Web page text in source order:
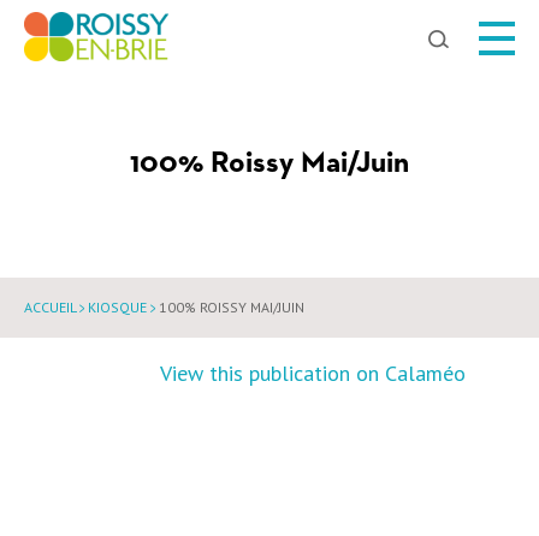
Chercher
100% Roissy Mai/Juin
ACCUEIL KIOSQUE 100% ROISSY MAI/JUIN
View this publication on Calaméo